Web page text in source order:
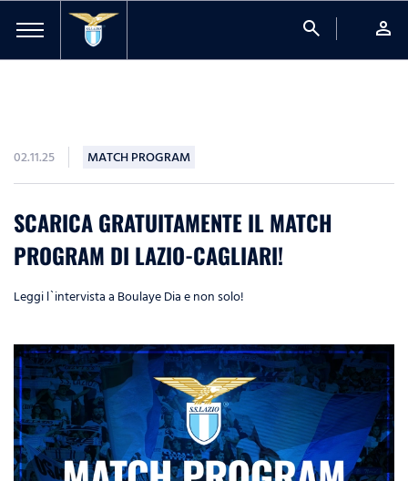
search person
02.11.25 MATCH PROGRAM
SCARICA GRATUITAMENTE IL MATCH
PROGRAM DI LAZIO-CAGLIARI!
Leggi l`intervista a Boulaye Dia e non solo!